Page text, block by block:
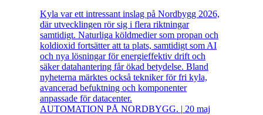
Kyla var ett intressant inslag på Nordbygg 2026,
där utvecklingen rör sig i flera riktningar
samtidigt. Naturliga köldmedier som propan och
koldioxid fortsätter att ta plats, samtidigt som AI
och nya lösningar för energieffektiv drift och
säker datahantering får ökad betydelse. Bland
nyheterna märktes också tekniker för fri kyla,
avancerad befuktning och komponenter
anpassade för datacenter.
AUTOMATION PÅ NORDBYGG. | 20 maj